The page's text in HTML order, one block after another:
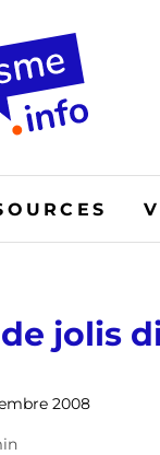
jolis
2008